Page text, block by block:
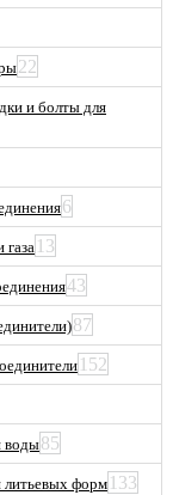
22
и болты для
6
13
43
87
152
воды85
литьевых форм 133